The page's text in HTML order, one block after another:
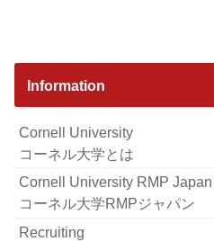
Information
Cornell University
コーネル大学とは
Cornell University RMP Japan
コーネル大学RMPジャパン
Recruiting